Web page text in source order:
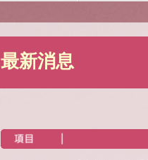
最新消息